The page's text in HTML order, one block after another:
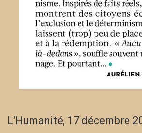
L’Humanité, 17 décembre